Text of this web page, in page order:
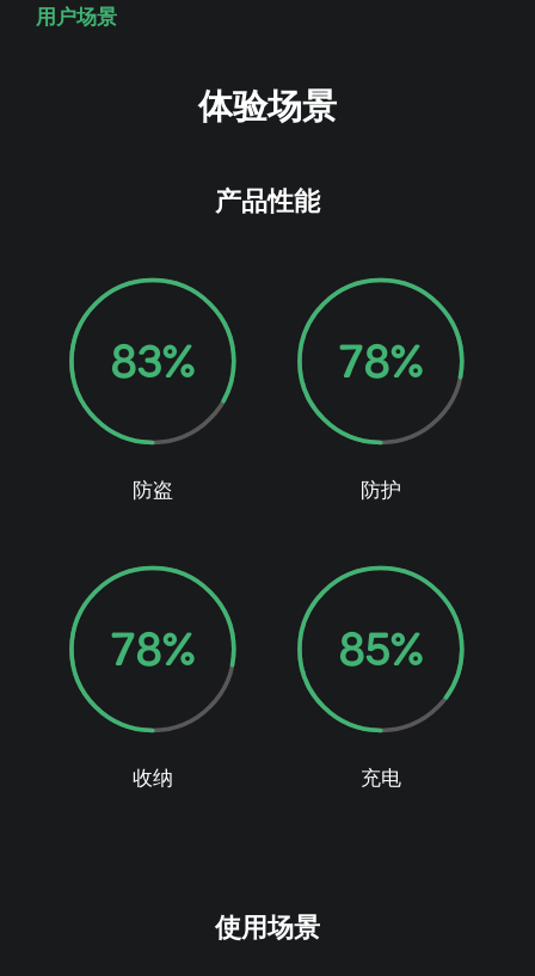
用户场景
体验场景
产品性能
83%
防盗
78%
防护
78%
收纳
85%
充电
使用场景